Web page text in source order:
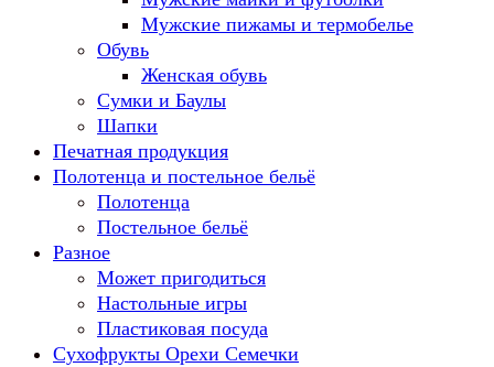
Мужские пижамы и термобелье
Обувь
Женская обувь
Сумки и Баулы
Шапки
Печатная продукция
Полотенца и постельное бельё
Полотенца
Постельное бельё
Разное
Может пригодиться
Настольные игры
Пластиковая посуда
Сухофрукты Орехи Семечки